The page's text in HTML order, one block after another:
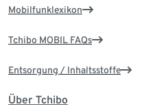
Mobilfunklexikon
Tchibo MOBIL FAQs
Entsorgung / Inhaltsstoffe
Über Tchibo